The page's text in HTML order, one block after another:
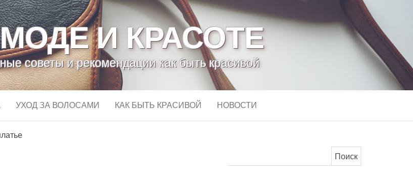
И КРАСОТЕ
советы и рекомендации как быть красивой
УХОД ЗА ВОЛОСАМИ КАК БЫТЬ КРАСИВОЙ НОВОСТИ